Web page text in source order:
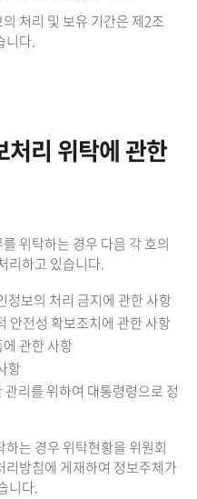
처리 및 보유 기간은 제2조
니다.
리 위탁에 관한
위탁하는 경우 다음 각 호의
리하고 있습니다.
정보의 처리 금지에 관한 사항
안전성 확보조치에 관한 사항
관한 사항
항
리를 위하여 대통령령으로 정
는 경우 위탁현황을 위원회
방침에 게재하여 정보주체가
니다.